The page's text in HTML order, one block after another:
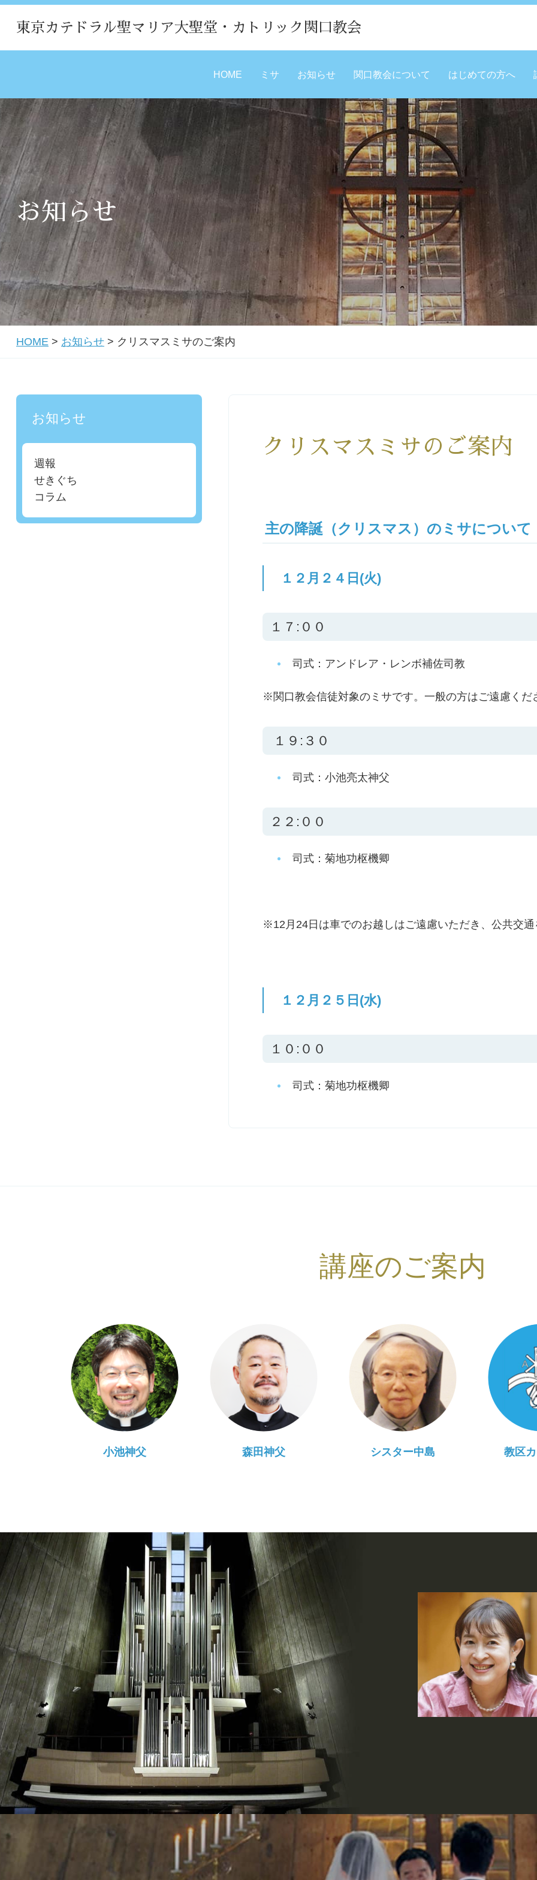
東京カテドラル聖マリア大聖堂・カトリック関口教会
HOME ミサ お知らせ 関口教会について はじめての方へ
お知らせ
HOME > お知らせ > クリスマスミサのご案内
クリスマスミサのご案内
主の降誕（クリスマス）のミサについて
１２月２４日(火)
１７:００
司式：アンドレア・レンボ補佐司教
※関口教会信徒対象のミサです。一般の方はご遠慮くだ
１９:３０
司式：小池亮太神父
２２:００
司式：菊地功枢機卿
※12月24日は車でのお越しはご遠慮いただき、公共交
１２月２５日(水)
１０:００
司式：菊地功枢機卿
お知らせ
週報
せきぐち
コラム
講座のご案内
小池神父 森田神父 シスター中島 教区